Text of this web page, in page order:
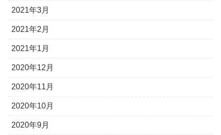
2021年3月
2021年2月
2021年1月
2020年12月
2020年11月
2020年10月
2020年9月